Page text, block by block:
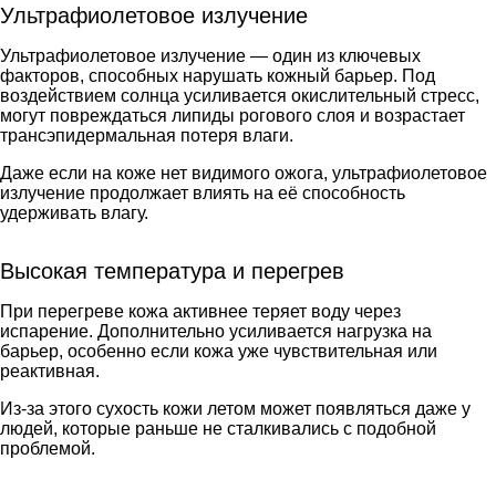
Ультрафиолетовое излучение
Ультрафиолетовое излучение — один из ключевых
факторов, способных нарушать кожный барьер. Под
воздействием солнца усиливается окислительный стресс,
могут повреждаться липиды рогового слоя и возрастает
трансэпидермальная потеря влаги.
Даже если на коже нет видимого ожога, ультрафиолетовое
излучение продолжает влиять на её способность
удерживать влагу.
Высокая температура и перегрев
При перегреве кожа активнее теряет воду через
испарение. Дополнительно усиливается нагрузка на
барьер, особенно если кожа уже чувствительная или
реактивная.
Из-за этого сухость кожи летом может появляться даже у
людей, которые раньше не сталкивались с подобной
проблемой.